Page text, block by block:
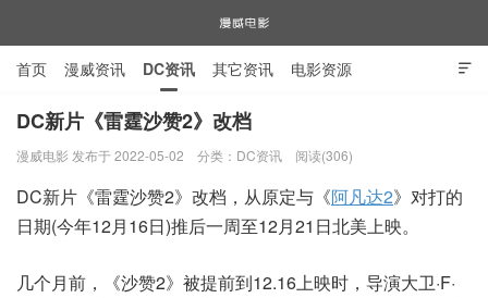

首页 漫威资讯 DC资讯 其它资讯 电影资源
电视剧资源 漫威图片
DC新片《雷霆沙赞2》改档
漫威电影 发布于 2022-05-02 分类： DC资讯 阅读(306)
DC新片《雷霆沙赞2》改档，从原定与《阿凡达2》对打的
日期(今年12月16日)推后一周至12月21日北美上映。
几个月前，《沙赞2》被提前到12.16上映时，导演大卫·F·